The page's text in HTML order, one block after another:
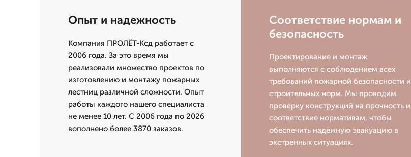
Опыт и надежность
Компания ПРОЛЁТ-Ксд работает с
2006 года. За это время мы
реализовали множество проектов по
изготовлению и монтажу пожарных
лестниц различной сложности. Опыт
работы каждого нашего специалиста
не менее 10 лет. С 2006 года по 2026
вополнено более 3870 заказов.
Соответствие нормам и
безопасность
Проектирование и монтаж
выполняются с соблюдением всех
требований пожарной безопасности и
строительных норм. Мы проводим
проверку конструкций на прочность и
соответствие нормативам, чтобы
обеспечить надёжную эвакуацию в
экстренных ситуациях.